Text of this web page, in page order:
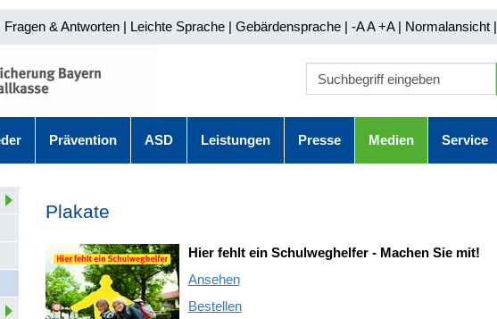
Fragen & Antworten | Leichte Sprache | Gebärdensprache | -A A+A | Normalansicht |
Prävention ASD Leistungen Presse Medien Service
Plakate
Hier fehlt ein Schulweghelfer - Machen Sie mit!
Ansehen
Bestellen